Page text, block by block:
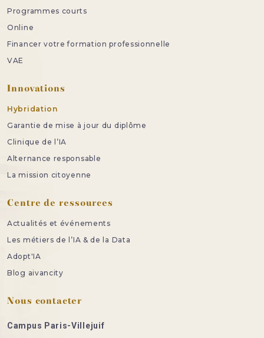
Programmes courts
Online
Financer votre formation professionnelle
VAE
Innovations
Hybridation
Garantie de mise à jour du diplôme
Clinique de l’IA
Alternance responsable
La mission citoyenne
Centre de ressources
Actualités et événements
Les métiers de l’IA & de la Data
Adopt'IA
Blog aivancity
Nous contacter
Campus Paris-Villejuif